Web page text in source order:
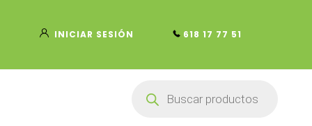
INICIAR SESIÓN 618 17 77 51
productos